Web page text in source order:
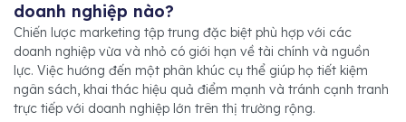
doanh nghiệp nào?
Chiến lược marketing tập trung đặc biệt phù hợp với các
doanh nghiệp vừa và nhỏ có giới hạn về tài chính và nguồn
lực. Việc hướng đến một phân khúc cụ thể giúp họ tiết kiệm
ngân sách, khai thác hiệu quả điểm mạnh và tránh cạnh tranh
trực tiếp với doanh nghiệp lớn trên thị trường rộng.